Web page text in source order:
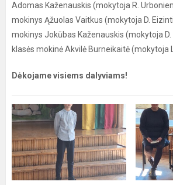
Adomas Kaženauskis (mokytoja R.
mokinys Ąžuolas Vaitkus (mokytoja D.
mokinys Jokūbas Kaženauskis (mokytoja D.
klasės mokinė Akvilė Burneikaitė (mokytoja
Dėkojame visiems dalyviams!